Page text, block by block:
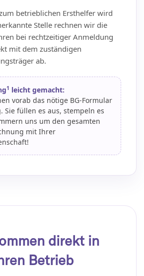
betrieblichen Ersthelfer wird
Stelle rechnen wir die
bei rechtzeitiger Anmeldung
mit dem zuständigen
ab.
1 leicht gemacht:
vorab das nötige BG-Formular
Sie füllen es aus, stempeln es
uns um den gesamten
mit Ihrer
direkt in
Betrieb